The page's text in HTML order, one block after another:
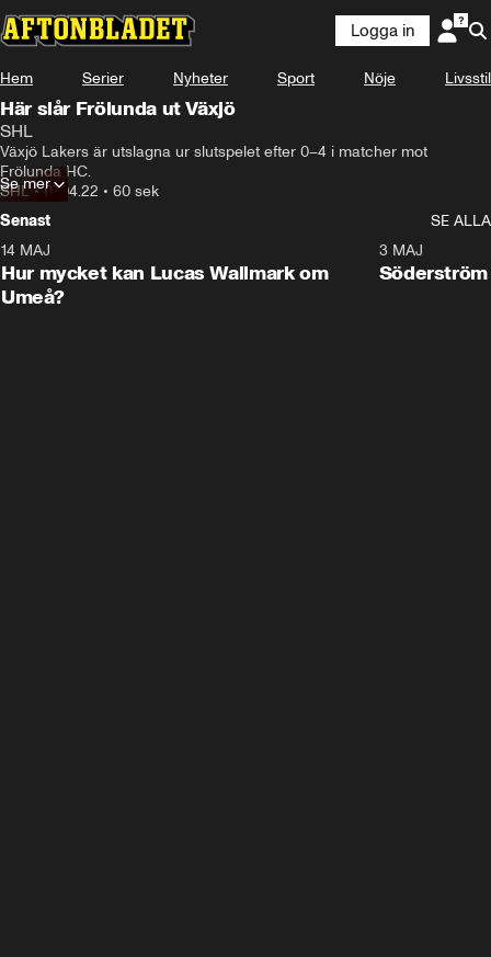
Logga in
Hem Serier Nyheter Sport Nöje Livsstil
Här slår Frölunda ut Växjö
SHL
Växjö Lakers är utslagna ur slutspelet efter 0–4 i matcher mot
Frölunda HC.
SHL•07.04.22 • 60 sek
Se mer
Senast
SE ALLA
Plus
14 MAJ
Hur mycket kan Lucas Wallmark om
Umeå?
3 MAJ